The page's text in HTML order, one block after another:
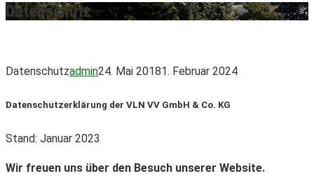
Datenschutz
Datenschutzadmin24. Mai 20181. Februar 2024
Datenschutzerklärung der VLN VV GmbH & Co. KG
Stand: Januar 2023
Wir freuen uns über den Besuch unserer Website.